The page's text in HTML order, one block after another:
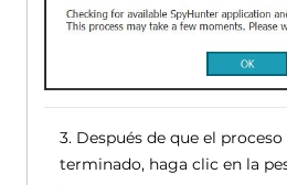
3. Después de que el
terminado, haga clic en la